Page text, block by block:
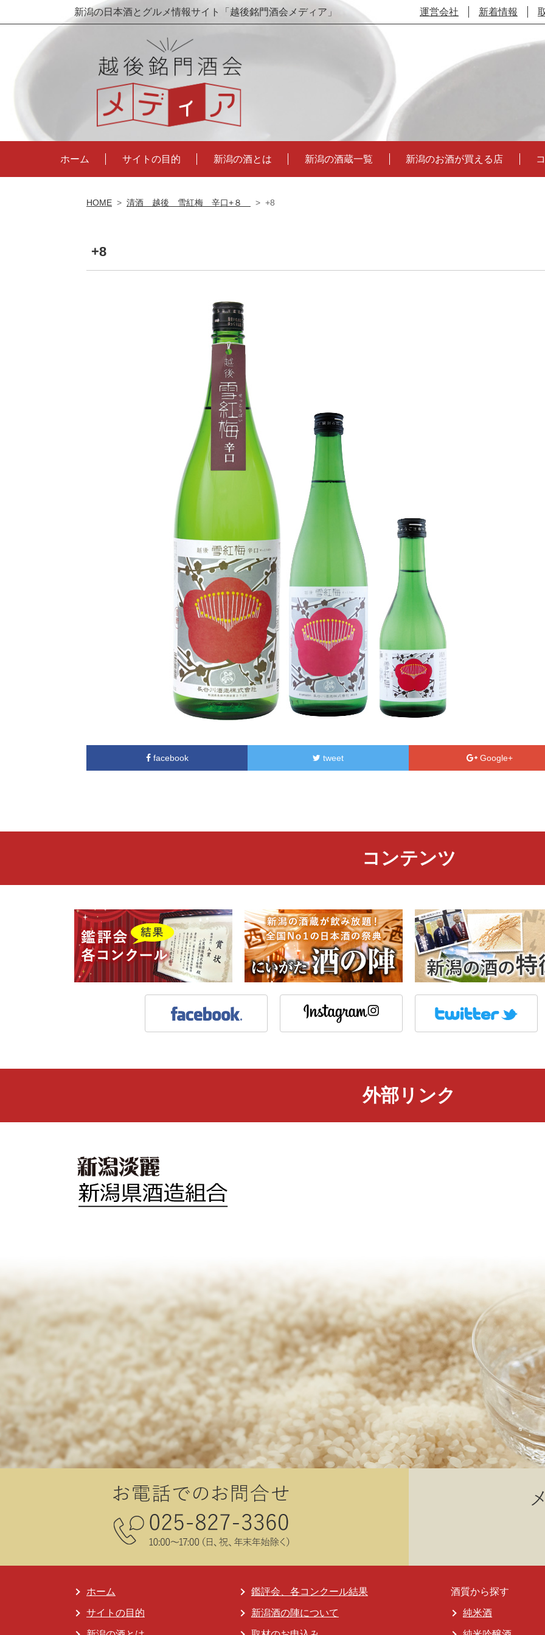
新潟の日本酒とグルメ情報サイト「越後銘門酒会メディア」 運営会社 新着情報
ホーム サイトの目的 新潟の酒とは 新潟の酒蔵一覧 新潟のお酒が買える店
HOME > 清酒 越後 雪紅梅 辛口+８ > +8
+8
facebook tweet Google+
コンテンツ
外部リンク
ホーム
サイトの目的
鑑評会、各コンクール結果
新潟酒の陣について
酒質から探す
純米酒